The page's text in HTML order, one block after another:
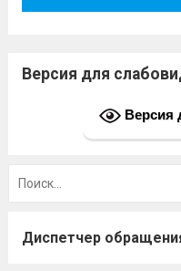
Версия для
Версия
Диспетчер